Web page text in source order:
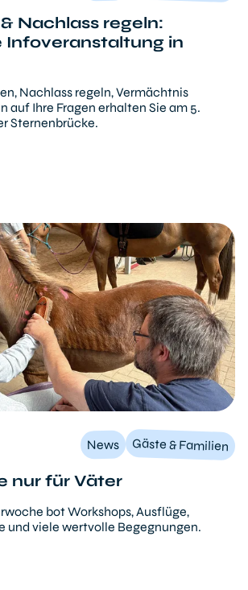
Nachlass regeln:
Infoveranstaltung in
Nachlass regeln, Vermächtnis
auf Ihre Fragen erhalten Sie am 5.
Sternenbrücke.
News Gäste & Familien
nur für Väter
bot Workshops, Ausflüge,
und viele wertvolle Begegnungen.